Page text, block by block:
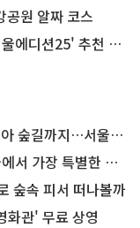
원 알짜 코스
디션25' 추천 코스
…서울둘레길 15코스
별한 편의점의 정체
숲속 피서 떠나볼까
화관' 무료 상영